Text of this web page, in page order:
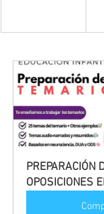
PREPARACIÓN
OPOSICIONES